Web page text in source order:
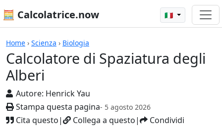
🧮 Calcolatrice.now 🇮🇹
Home › Scienza › Biologia
Calcolatore di Spaziatura degli
Alberi
Autore: Henrick Yau
Stampa questa pagina- 5 agosto 2026
Cita questo| Collega a questo| Condividi
Calcolatrici